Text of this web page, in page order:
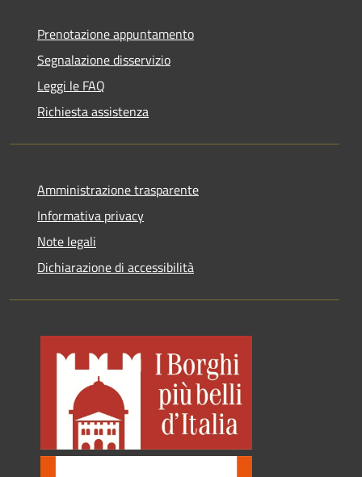
Prenotazione appuntamento
Segnalazione disservizio
Leggi le FAQ
Richiesta assistenza
Amministrazione trasparente
Informativa privacy
Note legali
Dichiarazione di accessibilità